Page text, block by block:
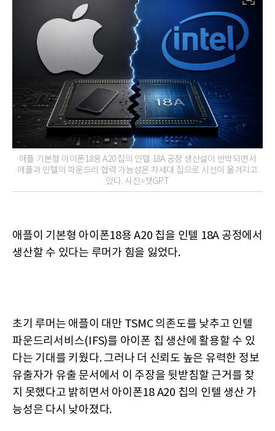
애플 기본형 아이폰18용 A20 칩의 인텔 18A 공정 생산설이 반박되면서
애플과 인텔의 파운드리 협력 가능성은 차세대 칩으로 시선이 옮겨지고
있다. 사진=챗GPT
애플이 기본형 아이폰18용 A20 칩을 인텔 18A 공정에서
생산할 수 있다는 루머가 힘을 잃었다.
초기 루머는 애플이 대만 TSMC 의존도를 낮추고 인텔
파운드리서비스(IFS)를 아이폰 칩 생산에 활용할 수 있
다는 기대를 키웠다. 그러나 더 신뢰도 높은 유력한 정보
유출자가 유출 문서에서 이 주장을 뒷받침할 근거를 찾
지 못했다고 밝히면서 아이폰18 A20 칩의 인텔 생산 가
능성은 다시 낮아졌다.